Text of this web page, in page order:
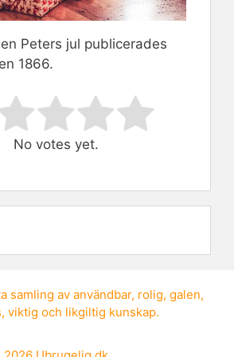
Peters jul publicerades
1866.
Submit Rating
No votes yet.
samling av användbar, rolig, galen,
, viktig och likgiltig kunskap.